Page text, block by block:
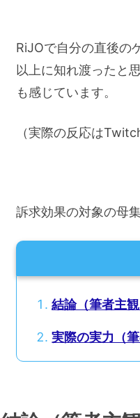
RiJOで自分の直後の
以上に知れ渡ったと
も感じています。
（実際の反応は
訴求効果の対象の母
結論（筆者主観
実際の実力（筆